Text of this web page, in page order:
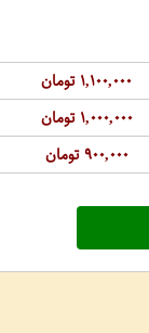
۱,۱۰۰,۰۰۰ تومان
۱,۰۰۰,۰۰۰ تومان
۹۰۰,۰۰۰ تومان